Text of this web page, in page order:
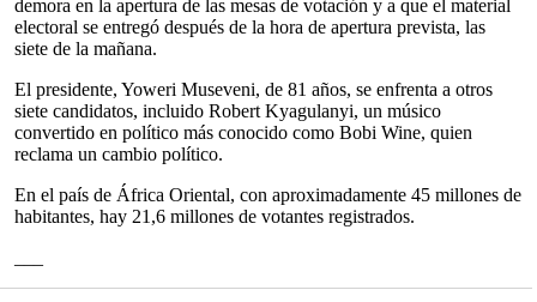
demora en la apertura de las mesas de votación y a que el material
electoral se entregó después de la hora de apertura prevista, las
siete de la mañana.
El presidente, Yoweri Museveni, de 81 años, se enfrenta a otros
siete candidatos, incluido Robert Kyagulanyi, un músico
convertido en político más conocido como Bobi Wine, quien
reclama un cambio político.
En el país de África Oriental, con aproximadamente 45 millones de
habitantes, hay 21,6 millones de votantes registrados.